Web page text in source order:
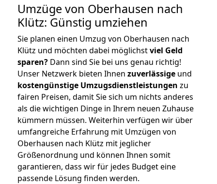
Umzüge von Oberhausen nach
Klütz: Günstig umziehen
Sie planen einen Umzug von Oberhausen nach
Klütz und möchten dabei möglichstviel Geld
sparen? Dann sind Sie bei uns genau richtig!
Unser Netzwerk bieten Ihnen zuverlässige und
kostengünstige Umzugsdienstleistungen zu
fairen Preisen, damit Sie sich um nichts anderes
als die wichtigen Dinge in Ihrem neuen Zuhause
kümmern müssen. Weiterhin verfügen wir über
umfangreiche Erfahrung mit Umzügen von
Oberhausen nach Klütz mit jeglicher
Größenordnung und können Ihnen somit
garantieren, dass wir für jedes Budget eine
passende Lösung finden werden.